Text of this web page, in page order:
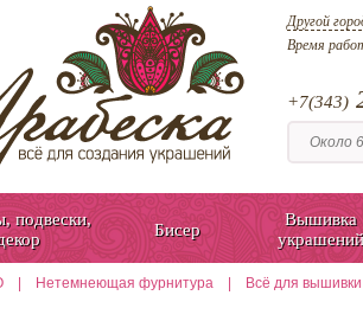
Другой
Время
+7(343)
подвески,
Бисер
Вышивка
украшений
Нетемнеющая фурнитура Всё для вышивки